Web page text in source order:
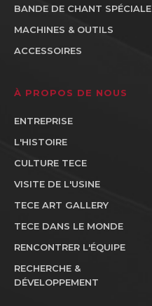
BANDE DE CHANT SPÉCIALE
MACHINES & OUTILS
ACCESSOIRES
À PROPOS DE NOUS
ENTREPRISE
L'HISTOIRE
CULTURE TECE
VISITE DE L'USINE
TECE ART GALLERY
TECE DANS LE MONDE
RENCONTRER L'ÉQUIPE
RECHERCHE &
DÉVELOPPEMENT